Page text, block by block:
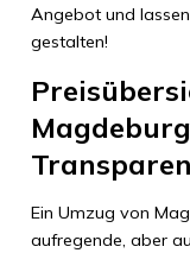
Angebot und
gestalten!
Ein Umzug von
aufregende, aber